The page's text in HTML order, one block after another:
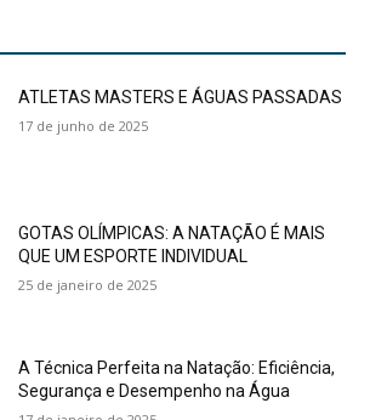
ATLETAS MASTERS E ÁGUAS PASSADAS
17 de junho de 2025
GOTAS OLÍMPICAS: A NATAÇÃO É MAIS
QUE UM ESPORTE INDIVIDUAL
25 de janeiro de 2025
A Técnica Perfeita na Natação: Eficiência,
Segurança e Desempenho na Água